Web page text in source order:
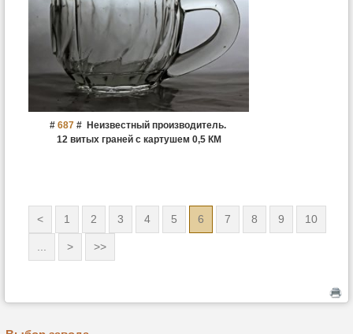
# 687#
Неизвестный производитель.
12 витых граней с картушем 0,5 КМ
< 1 2 3 4 5 6 7 8 9 10
> >>